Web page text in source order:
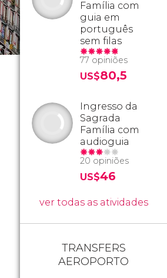
Família com
guia em
português
sem filas
77 opiniões
US$80,5
Ingresso da
Sagrada
Família com
audioguia
20 opiniões
US$46
ver todas as atividades
TRANSFERS
AEROPORTO